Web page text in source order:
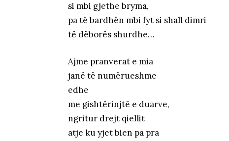
si mbi gjethe bryma,
pa të bardhën mbi fyt si shall dimri
të dëborës shurdhe…
Ajme pranverat e mia
janë të numërueshme
edhe
me gishtërinjtë e duarve,
ngritur drejt qiellit
atje ku yjet bien pa pra